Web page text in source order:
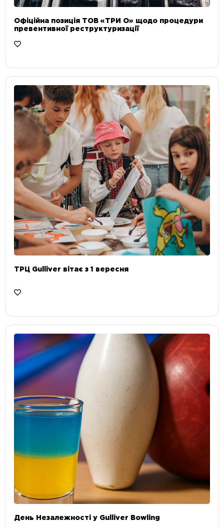
Офіційна позиція ТОВ «ТРИ О» щодо процедури
превентивної реструктуризації
ТРЦ Gulliver вітає з 1 вересня
День Незалежності у Gulliver Bowling